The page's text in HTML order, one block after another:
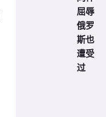
屈辱
俄罗
斯也
遭受
过